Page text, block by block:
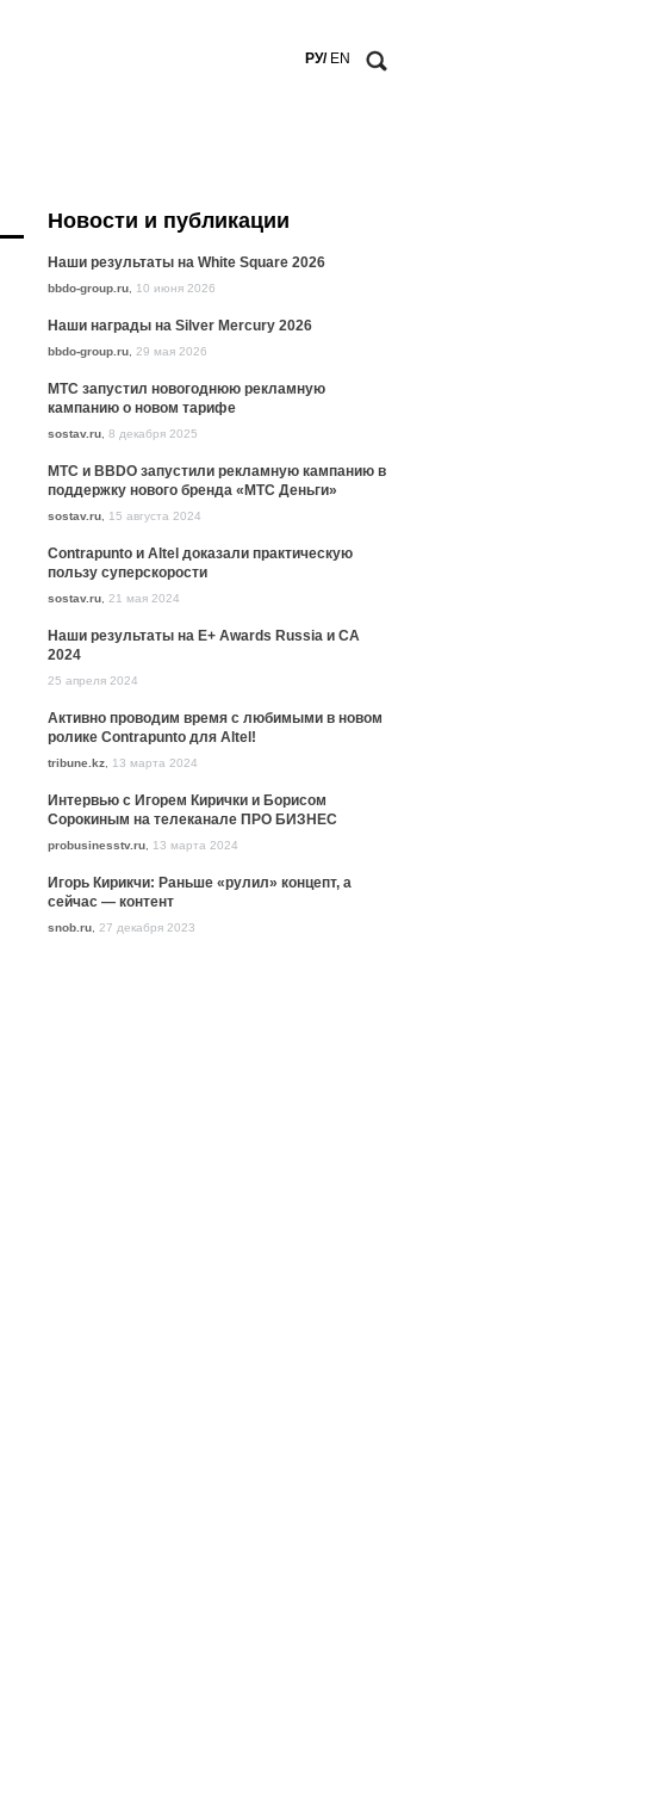
РУ/ EN
Новости и публикации
Наши результаты на White Square 2026
bbdo-group.ru 10 июня 2026
Наши награды на Silver Mercury 2026
bbdo-group.ru 29 мая 2026
МТС запустил новогоднюю рекламную
кампанию о новом тарифе
sostav.ru 8 декабря 2025
МТС и BBDO запустили рекламную кампанию в
поддержку нового бренда «МТС Деньги»
sostav.ru 15 августа 2024
Contrapunto и Altel доказали практическую
пользу суперскорости
sostav.ru 21 мая 2024
Наши результаты на E+ Awards Russia и CA
2024
25 апреля 2024
Активно проводим время с любимыми в новом
ролике Contrapunto для Altel!
tribune.kz 13 марта 2024
Интервью с Игорем Кирички и Борисом
Сорокиным на телеканале ПРО БИЗНЕС
probusinesstv.ru 13 марта 2024
Игорь Кирикчи: Раньше «рулил» концепт, а
сейчас — контент
snob.ru 27 декабря 2023